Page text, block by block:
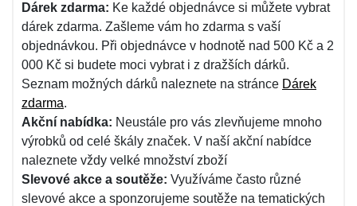
Dárek zdarma: Ke každé objednávce si můžete vybrat
dárek zdarma. Zašleme vám ho zdarma s vaší
objednávkou. Při objednávce v hodnotě nad 500 Kč a 2
000 Kč si budete moci vybrat i z dražších dárků.
Seznam možných dárků naleznete na stránce Dárek
zdarma.
Akční nabídka: Neustále pro vás zlevňujeme mnoho
výrobků od celé škály značek. V naší akční nabídce
naleznete vždy velké množství zboží
Slevové akce a soutěže: Využíváme často různé
slevové akce a sponzorujeme soutěže na tematických